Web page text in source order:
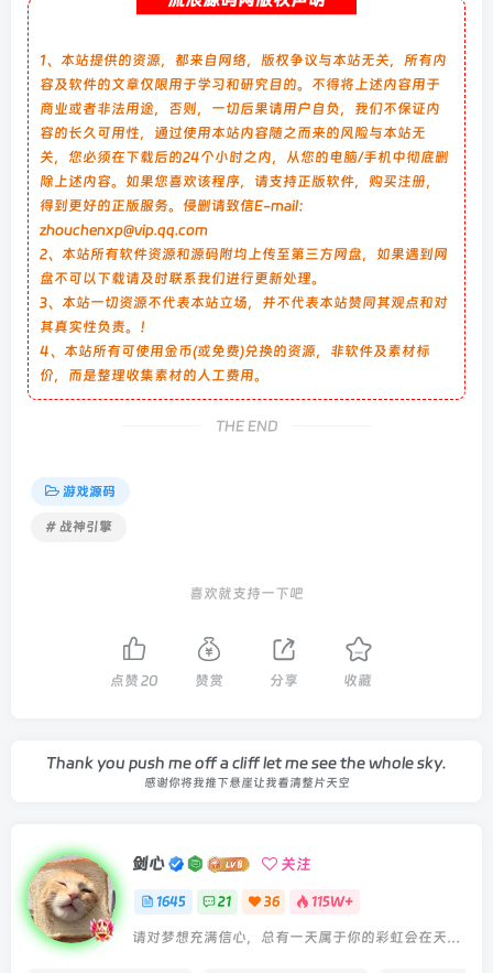
1、本站提供的资源，都来自网络，版权争议与本站无关，所有内
容及软件的文章仅限用于学习和研究目的。不得将上述内容用于
商业或者非法用途，否则，一切后果请用户自负，我们不保证内
容的长久可用性，通过使用本站内容随之而来的风险与本站无
关，您必须在下载后的24个小时之内，从您的电脑/手机中彻底删
除上述内容。如果您喜欢该程序，请支持正版软件，购买注册，
得到更好的正版服务。侵删请致信E-mail：
zhouchenxp@vip.qq.com
2、本站所有软件资源和源码附均上传至第三方网盘，如果遇到网
盘不可以下载请及时联系我们进行更新处理。
3、本站一切资源不代表本站立场，并不代表本站赞同其观点和对
其真实性负责。！
4、本站所有可使用金币(或免费)兑换的资源，非软件及素材标
价，而是整理收集素材的人工费用。
THE END
游戏源码
# 战神引擎
喜欢就支持一下吧
点赞 20 赞赏 分享 收藏
Thank you push me off a cliff let me see the whole sky.
感谢你将我推下悬崖让我看清整片天空
剑心 关注
1645 21 36 115W+
请对梦想充满信心，总有一天属于你的彩虹会在天空微笑